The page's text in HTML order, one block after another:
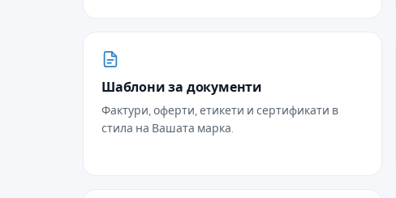
Шаблони за документи
Фактури, оферти, етикети и сертификати в
стила на Вашата марка.